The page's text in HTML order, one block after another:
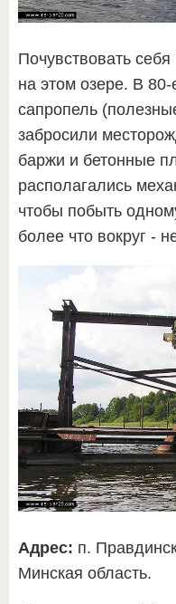
Почувствовать
на этом озере. В
сапропель
забросили
баржи и бетонные
располагались
чтобы побыть
более что вокруг -
Адрес: п.
Минская область.